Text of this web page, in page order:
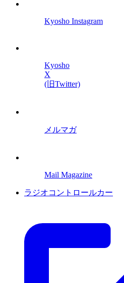
Kyosho Instagram
Kyosho
X
(旧Twitter)
メルマガ
Mail Magazine
ラジオコントロールカー